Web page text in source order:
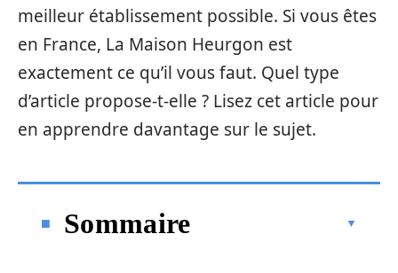
meilleur établissement possible. Si vous êtes
en France, La Maison Heurgon est
exactement ce qu’il vous faut. Quel type
d’article propose-t-elle ? Lisez cet article pour
en apprendre davantage sur le sujet.
Sommaire